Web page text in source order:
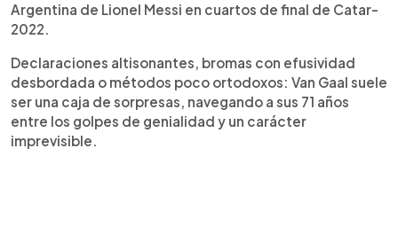
Argentina de Lionel Messi en cuartos de final de Catar-
2022.
Declaraciones altisonantes, bromas con efusividad
desbordada o métodos poco ortodoxos: Van Gaal suele
ser una caja de sorpresas, navegando a sus 71 años
entre los golpes de genialidad y un carácter
imprevisible.